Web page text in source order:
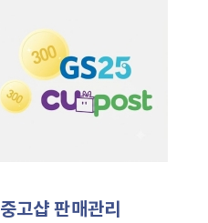
중고샵 판매관리